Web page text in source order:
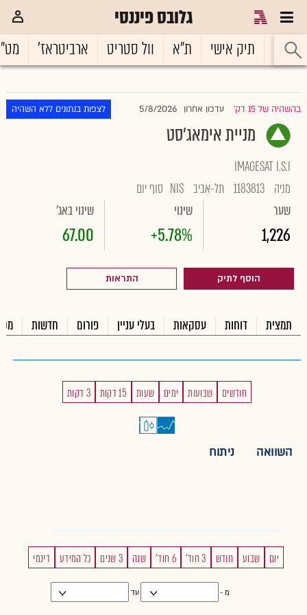
גלובס פיננסי
ראשי תיק אישי ת"א וול סטריט ארביטראז'
בהשהיה של 15 דק' עדכון אחרון 5/8/2026 לצפות בנתונים ללא השהיה
מניית אימאג'סט
IMAGESAT I.S.I
מניה 1183813 תל-אביב NIS סוף יום
שער
1,226
שינוי
+5.78%
שינוי באג'
67.00
הוסף לתיק התראות
תמצית דוחות עסקאות בעלי עניין פורום חדשות
חודשים שבועות ימים שעות 15 דקות 3 דקות
השוואה ניתוח
יום שבוע חודש 3 חוד' 6 חוד' שנה 3 שנים כל המידע דינמי
מ - עד